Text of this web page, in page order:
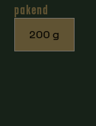
pakend
200 g